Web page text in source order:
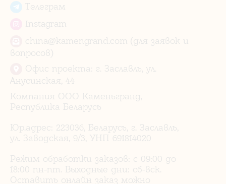
Телеграм
Instagram
china@kamengrand.com (для заявок и
вопросов)
Офис проекта: г. Заславль, ул.
Анусинская, 44
Компания ООО Каменьгранд,
Республика Беларусь
Юр.адрес: 223036, Беларусь, г. Заславль,
ул. Заводская, 9/3, УНП 691814020
Режим обработки заказов: с 09:00 до
18:00 пн-пт. Выходные дни: сб-вск.
Оставить онлайн заказ можно